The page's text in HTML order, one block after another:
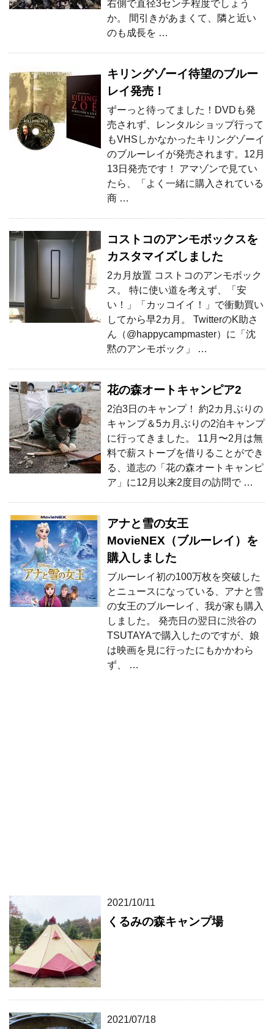
右側で直径3センチ程度でしょう
か。 間引きがあまくて、隣と近い
のも成長を …
キリングゾーイ待望のブルー
レイ発売！
ずーっと待ってました！DVDも発
売されず、レンタルショップ行って
もVHSしかなかったキリングゾーイ
のブルーレイが発売されます。12月
13日発売です！ アマゾンで見てい
たら、「よく一緒に購入されている
商 …
コストコのアンモボックスを
カスタマイズしました
2カ月放置 コストコのアンモボック
ス。 特に使い道を考えず、「安
い！」「カッコイイ！」で衝動買い
してから早2カ月。 TwitterのK助さ
ん（@happycampmaster）に「沈
黙のアンモボック」 …
花の森オートキャンピア2
2泊3日のキャンプ！ 約2カ月ぶりの
キャンプ＆5カ月ぶりの2泊キャンプ
に行ってきました。 11月〜2月は無
料で薪ストーブを借りることができ
る、道志の「花の森オートキャンピ
ア」に12月以来2度目の訪問で …
アナと雪の女王
MovieNEX（ブルーレイ）を
購入しました
ブルーレイ初の100万枚を突破した
とニュースになっている、アナと雪
の女王のブルーレイ、我が家も購入
しました。 発売日の翌日に渋谷の
TSUTAYAで購入したのですが、娘
は映画を見に行ったにもかかわら
ず、 …
2021/10/11
くるみの森キャンプ場
2021/07/18